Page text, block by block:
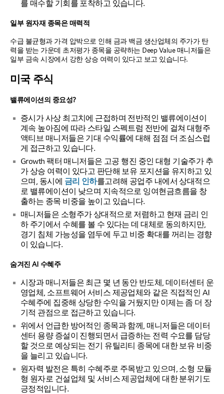
를 매수할 기회를 포착하고 있습니다.
일부 원자재 종목은 매력적
수급 불균형과 가격 압박으로 인해 금과 백금 생산업체의 주가가 탄
력을 받는 가운데 초저평가 종목을 공략하는 Deep Value 매니저들은
일부 금속 시장에서 강한 상승 여력이 있다고 보고 있습니다.
미국 주식
밸류에이션의 중요성?
증시가 사상 최고치에 근접하며 전반적인 밸류에이션이
계속 높아짐에 따라 스타일 스펙트럼 전반에 걸쳐 대형주
액티브 매니저들은 기대 수익률에 대해 점점 더 조심스럽
게 접근하고 있습니다.
Growth 팩터 매니저들은 고공 행진 중인 대형 기술주가 추
가 상승 여력이 있다고 판단해 보유 포지션을 유지하고 있
으며, 동시에 금리 인하를고려해 공업주 내에서 상대적으
로 밸류에이션이 낮으며 지속적으로 잉여현금흐름을 창
출하는 종목 비중을 높이고 있습니다.
매니저들은 소형주가 상대적으로 저렴하고 현재 금리 인
하 주기에서 수혜를 볼 수 있다는 데 대체로 동의하지만,
경기 침체 가능성을 염두에 두고 비중 확대를 꺼리는 경향
이 있습니다.
숨겨진 AI 수혜주
시장과 매니저들은 최근 몇 년 동안 반도체, 데이터센터 운
영업체, 소프트웨어 서비스 제공업체와 같은 직접적인 AI
수혜주에 집중해 상당한 수익을 거뒀지만 이제는 좀 더 장
기적 관점으로 접근하고 있습니다.
위에서 언급한 방어적인 종목과 함께, 매니저들은 데이터
센터 용량 증설이 진행되면서 급증하는 전력 수요를 담당
할 것으로 예상되는 전기 유틸리티 종목에 대한 보유 비중
을 늘리고 있습니다.
원자력 발전은 특히 수혜주로 주목받고 있으며, 소형 모듈
형 원자로 건설업체 및 서비스 제공업체에 대한 분위기도
긍정적입니다.